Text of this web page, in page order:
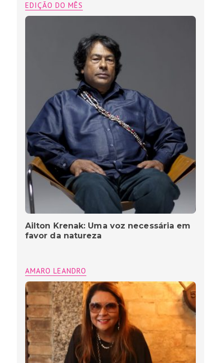
EDIÇÃO DO MÊS
Ailton Krenak: Uma voz necessária em
favor da natureza
AMARO LEANDRO